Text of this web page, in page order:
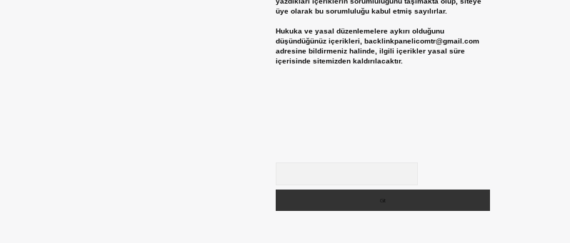
üye olarak bu sorumluluğu kabul etmiş sayılırlar.
Hukuka ve yasal düzenlemelere aykırı olduğunu
düşündüğünüz içerikleri, backlinkpanelicomtr@gmail.com
adresine bildirmeniz halinde, ilgili içerikler yasal süre
içerisinde sitemizden kaldırılacaktır.